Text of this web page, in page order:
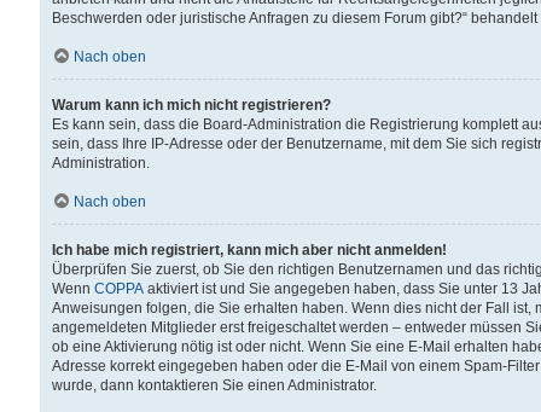
Beschwerden oder juristische Anfragen zu diesem Forum gibt?“
Nach oben
Warum kann ich mich nicht registrieren?
Es kann sein, dass die Board-Administration die Registrierung komplett
sein, dass Ihre IP-Adresse oder der Benutzername, mit dem Sie sich
Administration.
Nach oben
Ich habe mich registriert, kann mich aber nicht anmelden!
Überprüfen Sie zuerst, ob Sie den richtigen Benutzernamen und das
Wenn COPPA aktiviert ist und Sie angegeben haben, dass Sie unter 13
Anweisungen folgen, die Sie erhalten haben. Wenn dies nicht der Fall
angemeldeten Mitglieder erst freigeschaltet werden – entweder müssen
ob eine Aktivierung nötig ist oder nicht. Wenn Sie eine E-Mail erhalten
Adresse korrekt eingegeben haben oder die E-Mail von einem Spam-
wurde, dann kontaktieren Sie einen Administrator.